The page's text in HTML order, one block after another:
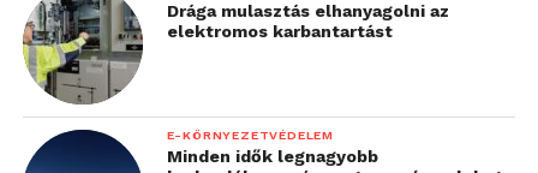
Drága mulasztás elhanyagolni az
elektromos karbantartást
E-KÖRNYEZETVÉDELEM
Minden idők legnagyobb